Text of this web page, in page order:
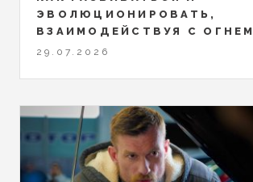
ЭВОЛЮЦИОНИРОВАТЬ,
ВЗАИМОДЕЙСТВУЯ С ОГНЕМ
29.07.2026